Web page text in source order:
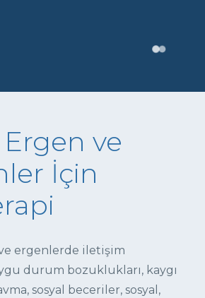
ve
İçin
ergenlerde iletişim
durum bozuklukları, kaygı
sosyal beceriler, sosyal,